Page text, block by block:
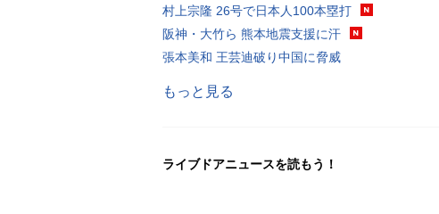
村上宗隆 26号で日本人100本塁打
阪神・大竹ら 熊本地震支援に汗
張本美和 王芸迪破り中国に脅威
もっと見る
ライブドアニュースを読もう！